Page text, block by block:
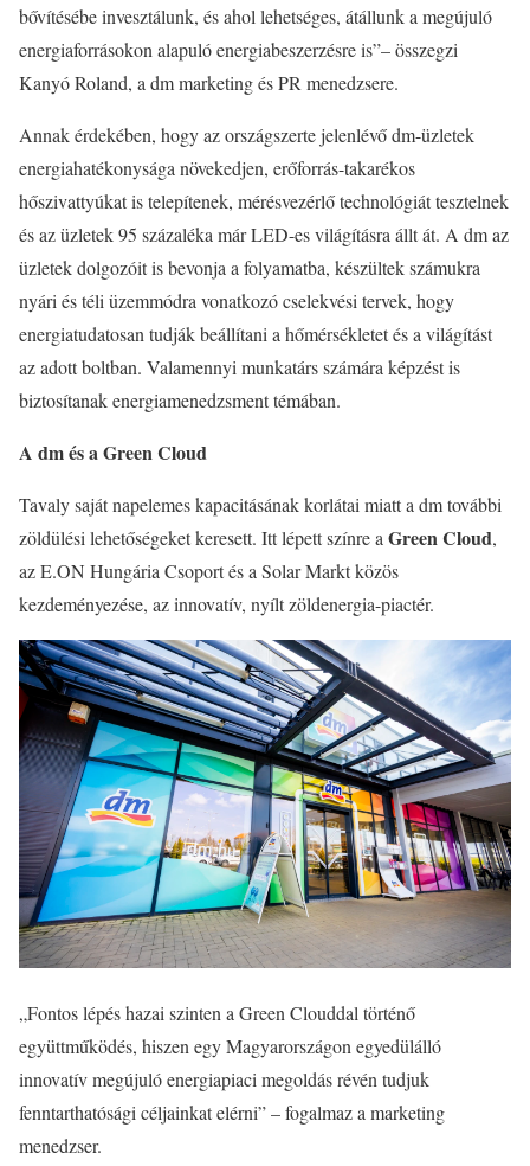
bővítésébe invesztálunk, és ahol lehetséges, átállunk a megújuló
energiaforrásokon alapuló energiabeszerzésre is”– összegzi
Kanyó Roland, a dm marketing és PR menedzsere.
Annak érdekében, hogy az országszerte jelenlévő dm-üzletek
energiahatékonysága növekedjen, erőforrás-takarékos
hőszivattyúkat is telepítenek, mérésvezérlő technológiát tesztelnek
és az üzletek 95 százaléka már LED-es világításra állt át. A dm az
üzletek dolgozóit is bevonja a folyamatba, készültek számukra
nyári és téli üzemmódra vonatkozó cselekvési tervek, hogy
energiatudatosan tudják beállítani a hőmérsékletet és a világítást
az adott boltban. Valamennyi munkatárs számára képzést is
biztosítanak energiamenedzsment témában.
A dm és a Green Cloud
Tavaly saját napelemes kapacitásának korlátai miatt a dm további
zöldülési lehetőségeket keresett. Itt lépett színre a Green Cloud,
az E.ON Hungária Csoport és a Solar Markt közös
kezdeményezése, az innovatív, nyílt zöldenergia-piactér.
„Fontos lépés hazai szinten a Green Clouddal történő
együttműködés, hiszen egy Magyarországon egyedülálló
innovatív megújuló energiapiaci megoldás révén tudjuk
fenntarthatósági céljainkat elérni” – fogalmaz a marketing
menedzser.